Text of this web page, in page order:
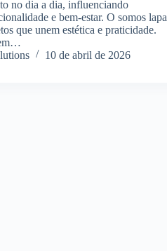
no dia a dia, influenciando
e bem-estar. O somos lapa
que unem estética e praticidade.
10 de abril de 2026